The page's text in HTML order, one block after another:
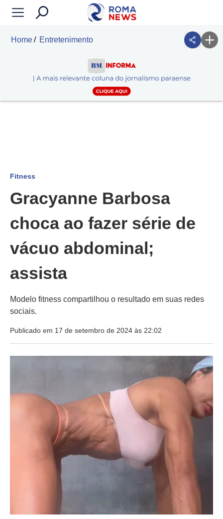
Home Entretenimento
Fitness
Gracyanne Barbosa
choca ao fazer série de
vácuo abdominal;
assista
Modelo fitness compartilhou o resultado em suas redes
sociais.
Publicado em 17 de setembro de 2024 às 22:02